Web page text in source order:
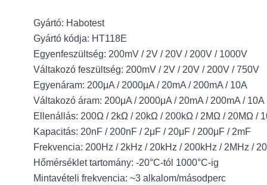
Gyártó: Habotest
Gyártó kódja: HT118E
Egyenfeszültség: 200mV / 2V / 20V / 200V / 1000V
Váltakozó feszültség: 200mV / 2V / 20V / 200V / 750V
Egyenáram: 200μA / 2000μA / 20mA / 200mA / 10A
Váltakozó áram: 200μA / 2000μA / 20mA / 200mA / 10A
Ellenállás: 200Ω / 2kΩ / 20kΩ / 200kΩ / 2MΩ / 20MΩ /
Kapacitás: 20nF / 200nF / 2μF / 20μF / 200μF / 2mF
Frekvencia: 200Hz / 2kHz / 20kHz / 200kHz / 2MHz /
Hőmérséklet tartomány: -20°C-tól 1000°C-ig
Mintavételi frekvencia: ~3 alkalom/másodperc